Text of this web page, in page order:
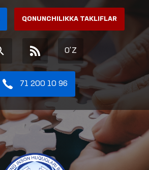
QONUNCHILIKKA TAKLIFLAR
O'Z
71 200 10 96